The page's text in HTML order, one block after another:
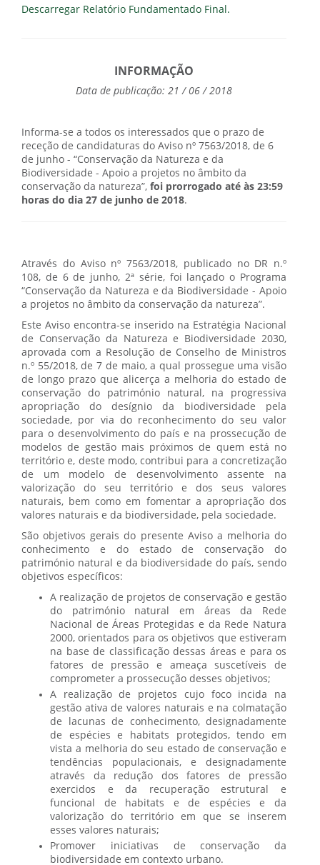
Descarregar Relatório Fundamentado Final.
INFORMAÇÃO
Data de publicação: 21 / 06 / 2018
Informa-se a todos os interessados que o prazo de
receção de candidaturas do Aviso nº 7563/2018, de 6
de junho - “Conservação da Natureza e da
Biodiversidade - Apoio a projetos no âmbito da
conservação da natureza”, foi prorrogado até às 23:59
horas do dia 27 de junho de 2018.
Através do Aviso nº 7563/2018, publicado no DR n.º
108, de 6 de junho, 2ª série, foi lançado o Programa
“Conservação da Natureza e da Biodiversidade - Apoio
a projetos no âmbito da conservação da natureza”.
Este Aviso encontra-se inserido na Estratégia Nacional
de Conservação da Natureza e Biodiversidade 2030,
aprovada com a Resolução de Conselho de Ministros
n.º 55/2018, de 7 de maio, a qual prossegue uma visão
de longo prazo que alicerça a melhoria do estado de
conservação do património natural, na progressiva
apropriação do desígnio da biodiversidade pela
sociedade, por via do reconhecimento do seu valor
para o desenvolvimento do país e na prossecução de
modelos de gestão mais próximos de quem está no
território e, deste modo, contribui para a concretização
de um modelo de desenvolvimento assente na
valorização do seu território e dos seus valores
naturais, bem como em fomentar a apropriação dos
valores naturais e da biodiversidade, pela sociedade.
São objetivos gerais do presente Aviso a melhoria do
conhecimento e do estado de conservação do
património natural e da biodiversidade do país, sendo
objetivos específicos:
A realização de projetos de conservação e gestão
do património natural em áreas da Rede
Nacional de Áreas Protegidas e da Rede Natura
2000, orientados para os objetivos que estiveram
na base de classificação dessas áreas e para os
fatores de pressão e ameaça suscetíveis de
comprometer a prossecução desses objetivos;
A realização de projetos cujo foco incida na
gestão ativa de valores naturais e na colmatação
de lacunas de conhecimento, designadamente
de espécies e habitats protegidos, tendo em
vista a melhoria do seu estado de conservação e
tendências populacionais, e designadamente
através da redução dos fatores de pressão
exercidos e da recuperação estrutural e
funcional de habitats e de espécies e da
valorização do território em que se inserem
esses valores naturais;
Promover iniciativas de conservação da
biodiversidade em contexto urbano.